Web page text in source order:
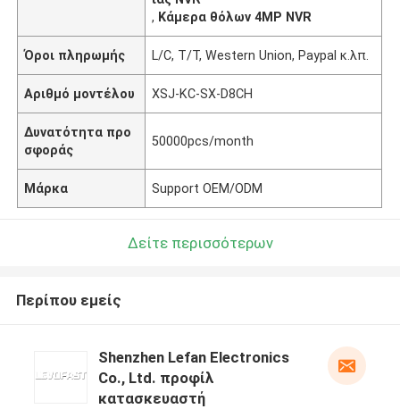
, Κάμερα θόλων 4MP NVR
Όροι πληρωμής L/C, T/T, Western Union, Paypal κ.λπ.
Αριθμό μοντέλου XSJ-KC-SX-D8CH
Δυνατότητα προ
σφοράς
50000pcs/month
Μάρκα Support OEM/ODM
Δείτε περισσότερων
Περίπου εμείς
Shenzhen Lefan Electronics
Co., Ltd. προφίλ
κατασκευαστή